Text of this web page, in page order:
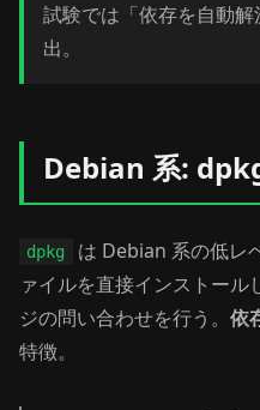
試験では「依存を自動
出。
Debian 系:
dpkg は Debian 系の低レ
ァイルを直接インストー
ジの問い合わせを行う。 依
特徴。